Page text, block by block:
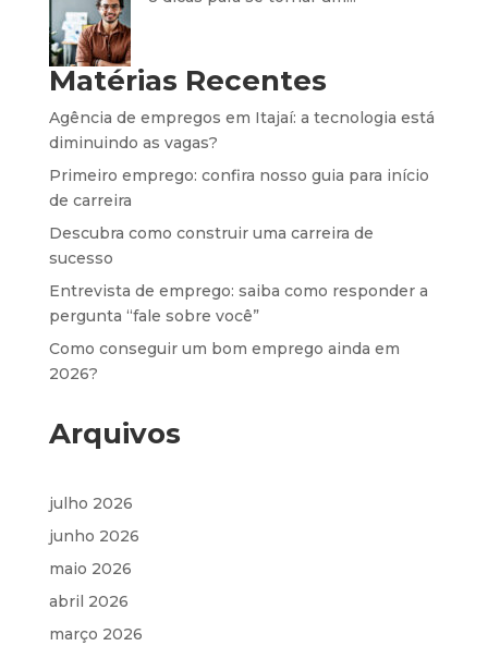
Matérias Recentes
Agência de empregos em Itajaí: a tecnologia está
diminuindo as vagas?
Primeiro emprego: confira nosso guia para início
de carreira
Descubra como construir uma carreira de
sucesso
Entrevista de emprego: saiba como responder a
pergunta “fale sobre você”
Como conseguir um bom emprego ainda em
2026?
Arquivos
julho 2026
junho 2026
maio 2026
abril 2026
março 2026